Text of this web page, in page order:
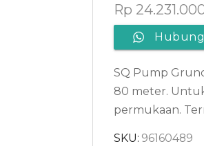
Rp
SQ Pump
80 meter.
permukaan.
SKU: 96160489